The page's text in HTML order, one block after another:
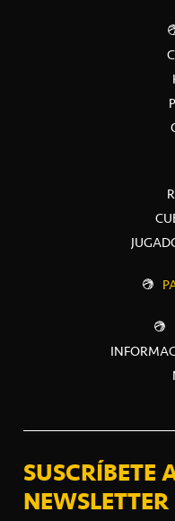
SUSCRÍBETE
NEWSLETTER